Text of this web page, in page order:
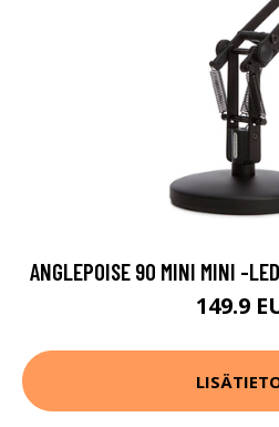
ANGLEPOISE 90 MINI MINI -
149.9